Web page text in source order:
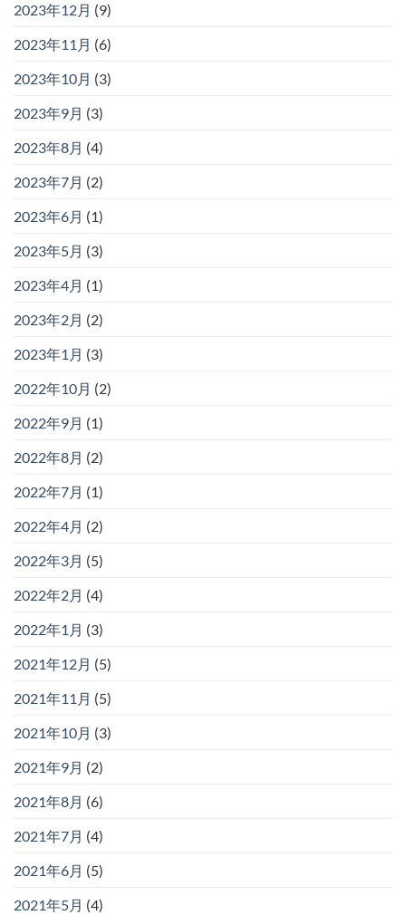
2023年12月 (9)
2023年11月 (6)
2023年10月 (3)
2023年9月 (3)
2023年8月 (4)
2023年7月 (2)
2023年6月 (1)
2023年5月 (3)
2023年4月 (1)
2023年2月 (2)
2023年1月 (3)
2022年10月 (2)
2022年9月 (1)
2022年8月 (2)
2022年7月 (1)
2022年4月 (2)
2022年3月 (5)
2022年2月 (4)
2022年1月 (3)
2021年12月 (5)
2021年11月 (5)
2021年10月 (3)
2021年9月 (2)
2021年8月 (6)
2021年7月 (4)
2021年6月 (5)
2021年5月 (4)